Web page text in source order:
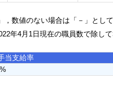
数値のない場合は「－」として
年4月1日現在の職員数で除し
当支給率